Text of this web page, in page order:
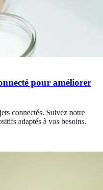
pour améliorer
connectés. Suivez notre
adaptés à vos besoins.